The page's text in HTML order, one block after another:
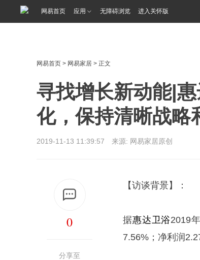
网易首页 应用 无障碍浏览 进入关怀版
网易首页 > 网易家居 > 正文
寻找增长新动能|
化，保持清晰战略
2019-11-13 11:39:57 来源: 网易家居原创
0
分享至
【访谈背景】：
据惠达卫浴2019
7.56%；净利润